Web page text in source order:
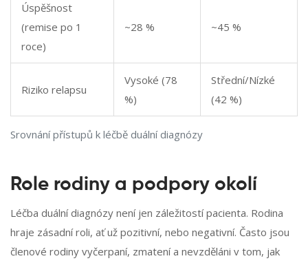
Srovnání přístupů k léčbě duální diagnózy
Úspěšnost
(remise po 1
roce)
~28 % ~45 %
Riziko relapsu
Vysoké (78
%)
Střední/Nízké
(42 %)
Role rodiny a podpory okolí
Léčba duální diagnózy není jen záležitostí pacienta. Rodina
hraje zásadní roli, ať už pozitivní, nebo negativní. Často jsou
členové rodiny vyčerpaní, zmatení a nevzděláni v tom, jak